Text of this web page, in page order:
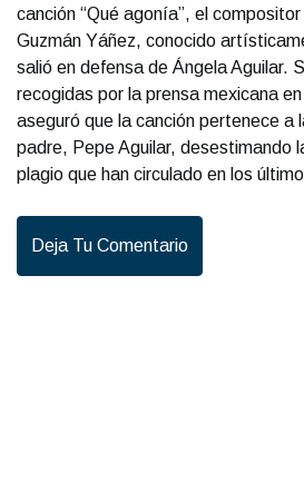
canción “Qué agonía”, el
Guzmán Yáñez, conocido
salió en defensa de Ángela Aguilar.
recogidas por la prensa mexicana
aseguró que la canción pertenece a
padre, Pepe Aguilar, desestimando
plagio que han circulado en los
Deja Tu Comentario